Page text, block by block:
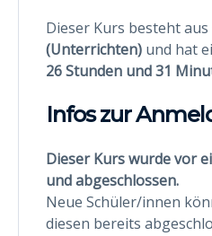
Dieser Kurs besteht aus
(Unterrichten) und hat
26 Stunden und 31
Infos zur
Dieser Kurs wurde vor
und abgeschlossen.
Neue Schüler/innen
diesen bereits